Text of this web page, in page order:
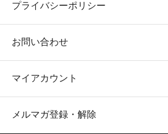
プライバシーポリシー
お問い合わせ
マイアカウント
メルマガ登録・解除